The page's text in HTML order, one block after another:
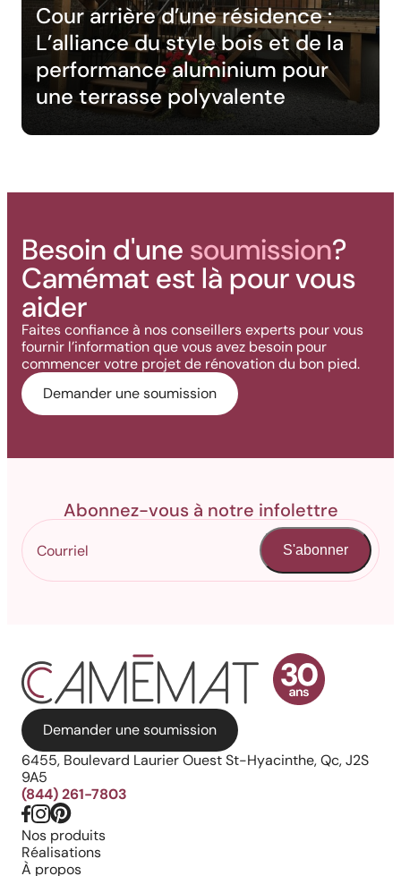
Cour arrière d’une résidence :
L’alliance du style bois et de la
performance aluminium pour
une terrasse polyvalente
Besoin d'une soumission?
Camémat est là pour vous
aider
Faites confiance à nos conseillers experts pour vous
fournir l’information que vous avez besoin pour
commencer votre projet de rénovation du bon pied.
Demander une soumission
Abonnez-vous à notre infolettre
S'abonner
Demander une soumission
6455, Boulevard Laurier Ouest St-Hyacinthe, Qc, J2S
9A5
(844) 261-7803
Nos produits
Réalisations
À propos